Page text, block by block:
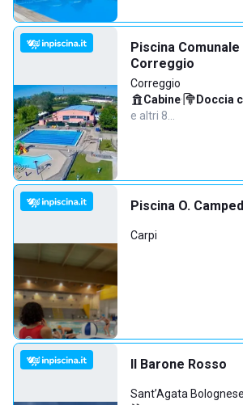
Piscina Comunale
Correggio
Correggio
Cabine· Doccia
e altri 8…
Piscina O.
Carpi
Il Barone Rosso
Sant’Agata